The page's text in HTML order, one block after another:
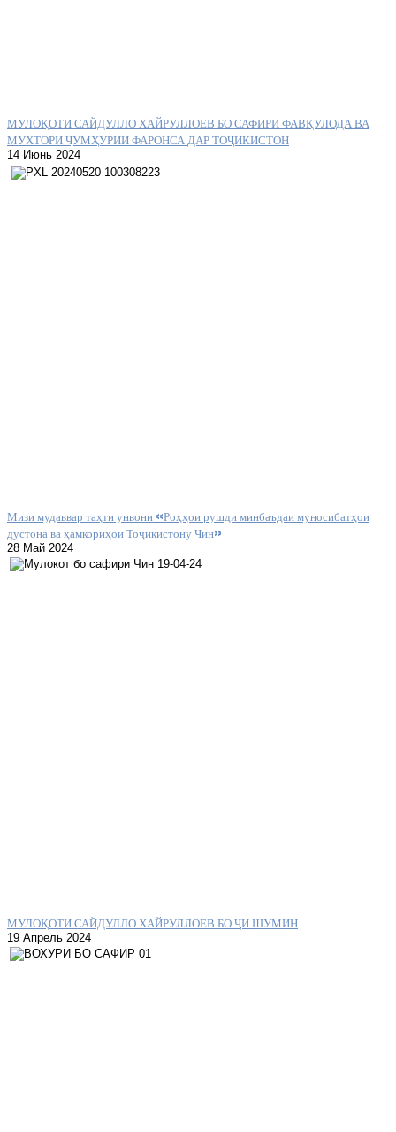
МУЛОҚОТИ САЙДУЛЛО ХАЙРУЛЛОЕВ БО САФИРИ ФАВҚУЛОДА ВА
МУХТОРИ ҶУМҲУРИИ ФАРОНСА ДАР ТОҶИКИСТОН
14 Июнь 2024
Мизи мудаввар таҳти унвони «Роҳҳои рушди минбаъдаи муносибатҳои
дӯстона ва ҳамкориҳои Тоҷикистону Чин»
28 Май 2024
МУЛОҚОТИ САЙДУЛЛО ХАЙРУЛЛОЕВ БО ҶИ ШУМИН
19 Апрель 2024